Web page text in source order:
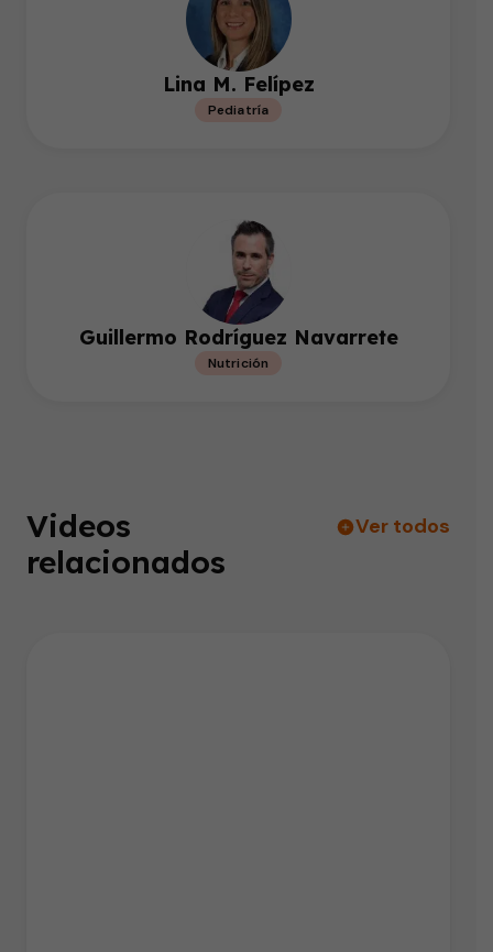
Lina M. Felípez
Pediatría
Guillermo Rodríguez Navarrete
Nutrición
Videos
relacionados
Ver todos